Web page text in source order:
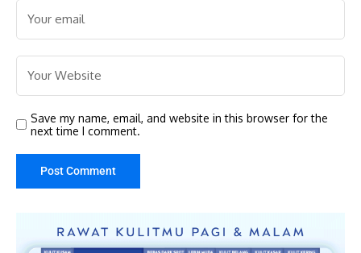
Save my name, email, and website in this browser for the
next time I comment.